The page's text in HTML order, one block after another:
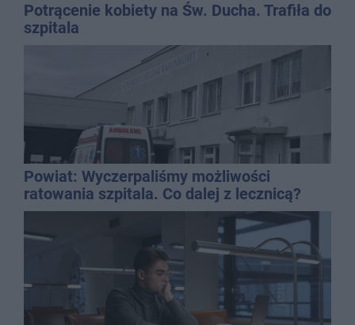
Potrącenie kobiety na Św. Ducha. Trafiła do
szpitala
Powiat: Wyczerpaliśmy możliwości
ratowania szpitala. Co dalej z lecznicą?